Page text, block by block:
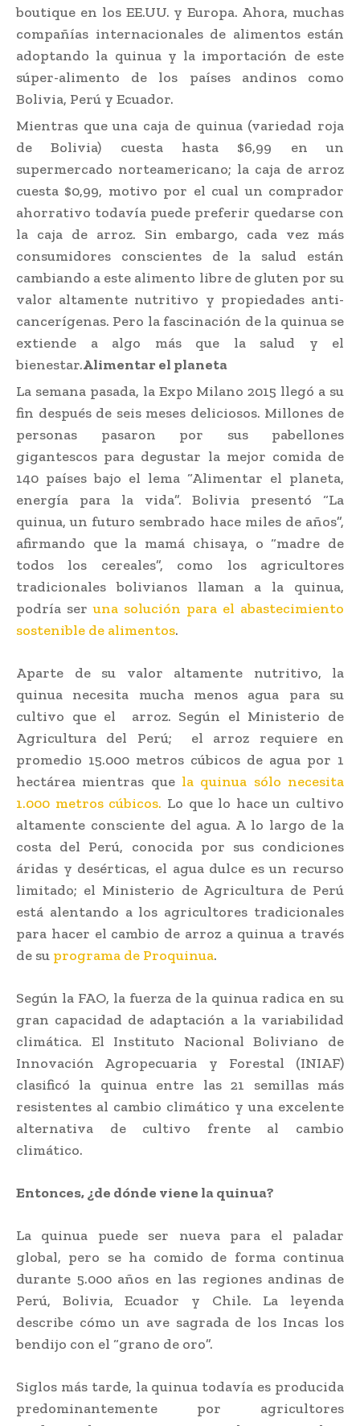
boutique en los EE.UU. y Europa. Ahora, muchas
compañías internacionales de alimentos están
adoptando la quinua y la importación de este
súper-alimento de los países andinos como
Bolivia, Perú y Ecuador.
Mientras que una caja de quinua (variedad roja
de Bolivia) cuesta hasta $6,99 en un
supermercado norteamericano; la caja de arroz
cuesta $0,99, motivo por el cual un comprador
ahorrativo todavía puede preferir quedarse con
la caja de arroz. Sin embargo, cada vez más
consumidores conscientes de la salud están
cambiando a este alimento libre de gluten por su
valor altamente nutritivo y propiedades anti-
cancerígenas. Pero la fascinación de la quinua se
extiende a algo más que la salud y el
bienestar.Alimentar el planeta
La semana pasada, la Expo Milano 2015 llegó a su
fin después de seis meses deliciosos. Millones de
personas pasaron por sus pabellones
gigantescos para degustar la mejor comida de
140 países bajo el lema “Alimentar el planeta,
energía para la vida”. Bolivia presentó “La
quinua, un futuro sembrado hace miles de años”,
afirmando que la mamá chisaya, o “madre de
todos los cereales”, como los agricultores
tradicionales bolivianos llaman a la quinua,
podría seruna solución para el abastecimiento
sostenible de alimentos.
Aparte de su valor altamente nutritivo, la
quinua necesita mucha menos agua para su
cultivo que el arroz. Según el Ministerio de
Agricultura del Perú; el arroz requiere en
promedio 15.000 metros cúbicos de agua por 1
hectárea mientras que la quinua sólo necesita
1.000 metros cúbicos. Lo que lo hace un cultivo
altamente consciente del agua. A lo largo de la
costa del Perú, conocida por sus condiciones
áridas y desérticas, el agua dulce es un recurso
limitado; el Ministerio de Agricultura de Perú
está alentando a los agricultores tradicionales
para hacer el cambio de arroz a quinua a través
de su programa de Proquinua.
Según la FAO, la fuerza de la quinua radica en su
gran capacidad de adaptación a la variabilidad
climática. El Instituto Nacional Boliviano de
Innovación Agropecuaria y Forestal (INIAF)
clasificó la quinua entre las 21 semillas más
resistentes al cambio climático y una excelente
alternativa de cultivo frente al cambio
climático.
Entonces, ¿de dónde viene la quinua?
La quinua puede ser nueva para el paladar
global, pero se ha comido de forma continua
durante 5.000 años en las regiones andinas de
Perú, Bolivia, Ecuador y Chile. La leyenda
describe cómo un ave sagrada de los Incas los
bendijo con el “grano de oro”.
Siglos más tarde, la quinua todavía es producida
predominantemente por agricultores